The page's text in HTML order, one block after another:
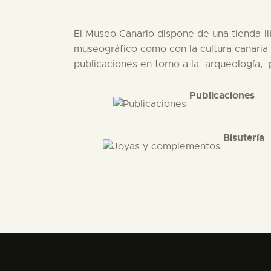
El Museo Canario dispone de una
museográfico como con la cultura
publicaciones en torno a la arqueología,
Publicaciones
Bisutería